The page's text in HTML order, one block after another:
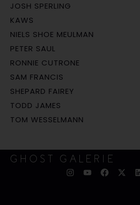
JOSH SPERLING
KAWS
NIELS SHOE MEULMAN
PETER SAUL
RONNIE CUTRONE
SAM FRANCIS
SHEPARD FAIREY
TODD JAMES
TOM WESSELMANN
GHOST GALERIE